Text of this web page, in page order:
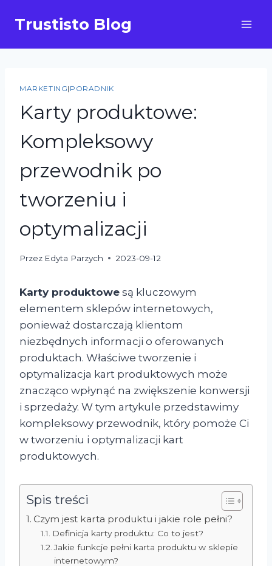
Trustisto Blog
MARKETING| PORADNIK
Karty produktowe:
Kompleksowy
przewodnik po
tworzeniu i
optymalizacji
Przez Edyta Parzych 2023-09-12
Karty produktowe są kluczowym
elementem sklepów internetowych,
ponieważ dostarczają klientom
niezbędnych informacji o oferowanych
produktach. Właściwe tworzenie i
optymalizacja kart produktowych może
znacząco wpłynąć na zwiększenie konwersji
i sprzedaży. W tym artykule przedstawimy
kompleksowy przewodnik, który pomoże Ci
w tworzeniu i optymalizacji kart
produktowych.
Spis treści
Czym jest karta produktu i jakie role pełni?
Definicja karty produktu: Co to jest?
Jakie funkcje pełni karta produktu w sklepie
internetowym?